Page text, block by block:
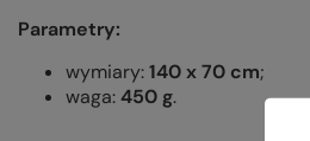
Parametry:
wymiary:140 x 70 cm;
waga:450 g.